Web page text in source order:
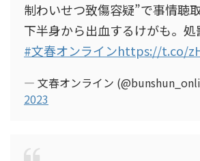
制わいせつ致傷容疑”で事情聴
下半身から出血するけがも。処
#文春オンラインhttps://t.co/
— 文春オンライン
2023